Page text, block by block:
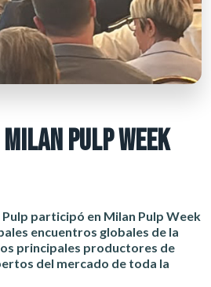
PULP WEEK
participó en Milan Pulp Week
encuentros globales de la
principales productores de
del mercado de toda la